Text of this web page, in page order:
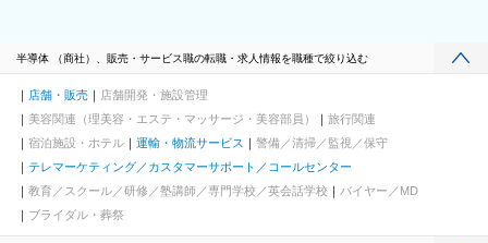
半導体 （商社）、販売・サービス職の転職・求人情報を職種で絞り込む
店舗・販売
店舗開発・施設管理
美容関連（理美容・エステ・マッサージ・美容部員）
旅行関連
宿泊施設・ホテル
運輸・物流サービス
警備／清掃／監視／保守
テレマーケティング／カスタマーサポート／コールセンター
教育／スクール／研修／塾講師／専門学校／英会話学校
バイヤー／MD
ブライダル・葬祭